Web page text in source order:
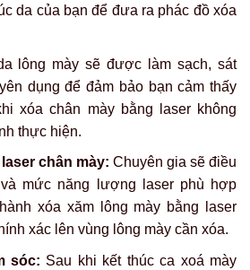
da của bạn để đưa ra phác đồ xóa
lông mày sẽ được làm sạch, sát
dụng để đảm bảo bạn cảm thấy
xóa chân mày bằng laser không
thực hiện.
chân mày: Chuyên gia sẽ điều
mức năng lượng laser phù hợp
xóa xăm lông mày bằng laser
xác lên vùng lông mày cần xóa.
sóc: Sau khi kết thúc ca xoá mày